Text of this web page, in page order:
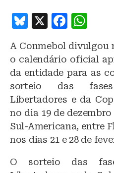
B
e
s
k
y
X
F
c
e
b
o
o
k
at
s
A
p
p
A Conmebol divulgou
o calendário oficial
da entidade para as
sorteio das
Libertadores e da
no dia 19 de
Sul-Americana, entre
nos dias 21 e 28 de
O sorteio das